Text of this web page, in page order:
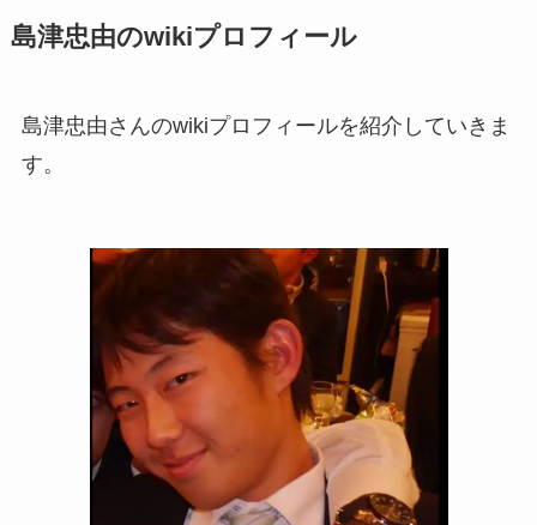
島津忠由のwikiプロフィール
島津忠由さんのwikiプロフィールを紹介していきま
す。